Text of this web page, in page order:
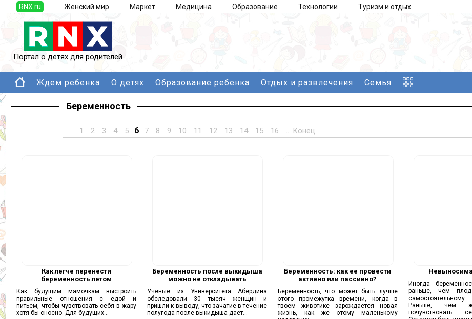
RNX.ru Женский мир Маркет Медицина Образование Технологии Туризм и отдых
Портал о детях для родителей
Ждем ребенка О детях Образование ребенка Отдых и развлечения Семья
Беременность
1 2 3 4 5 6 7 8 9 10 11 12 13 14 15 16 ... Конец
Как легче перенести
беременность летом
Как будущим мамочкам выстроить
правильные отношения с едой и
питьем, чтобы чувствовать себя в жару
хотя бы сносно. Для будущих...
Беременность после выкидыша
можно не откладывать
Ученые из Университета Абердина
обследовали 30 тысяч женщин и
пришли к выводу, что зачатие в течение
полугода после выкидыша дает...
Беременность: как ее провести
активно или пассивно?
Беременность, что может быть лучше
этого промежутка времени, когда в
твоем животике зарождается новая
жизнь, как же этому маленькому
Иногда
раньше, чем плод
Раньше, чем
почувствовать